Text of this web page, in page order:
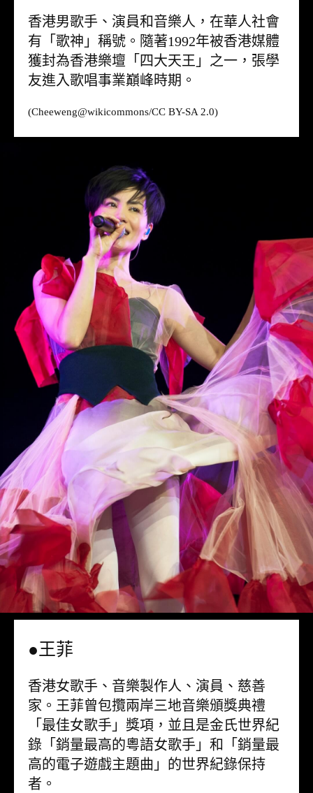
香港男歌手、演員和音樂人，在華人社會
有「歌神」稱號。隨著1992年被香港媒體
獲封為香港樂壇「四大天王」之一，張學
友進入歌唱事業巔峰時期。
(Cheeweng@wikicommons/CC BY-SA 2.0)
●王菲
香港女歌手、音樂製作人、演員、慈善
家。王菲曾包攬兩岸三地音樂頒獎典禮
「最佳女歌手」獎項，並且是金氏世界紀
錄「銷量最高的粵語女歌手」和「銷量最
高的電子遊戲主題曲」的世界紀錄保持
者。